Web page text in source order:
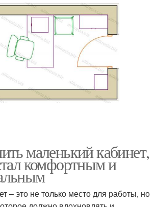
маленький кабинет,
комфортным и
– это не только место для работы, но